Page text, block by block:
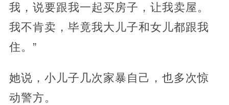
我，说要跟我一起买房子，让我卖屋。
我不肯卖，毕竟我大儿子和女儿都跟我
住。”
她说，小儿子几次家暴自己，也多次惊
动警方。